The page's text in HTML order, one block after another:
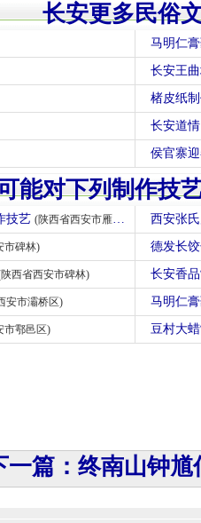
长安更多民俗
马明仁
长安王
楮皮纸
长安道情
侯官寨
能对下列制作技
技艺 (陕西省西安市雁塔区) 西安张
市碑林) 德发长
西省西安市碑林) 长安香
安市灞桥区) 马明仁
市鄠邑区) 豆村大
一篇：终南山钟馗